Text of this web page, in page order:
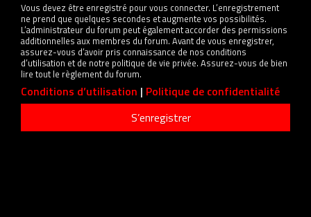
Vous devez être enregistré pour vous connecter. L’enregistrement
ne prend que quelques secondes et augmente vos possibilités.
L’administrateur du forum peut également accorder des permissions
additionnelles aux membres du forum. Avant de vous enregistrer,
assurez-vous d’avoir pris connaissance de nos conditions
d’utilisation et de notre politique de vie privée. Assurez-vous de bien
lire tout le règlement du forum.
Conditions d’utilisation | Politique de confidentialité
S’enregistrer